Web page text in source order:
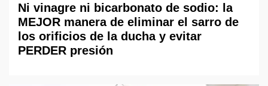
Ni vinagre ni bicarbonato de sodio: la
MEJOR manera de eliminar el sarro de
los orificios de la ducha y evitar
PERDER presión